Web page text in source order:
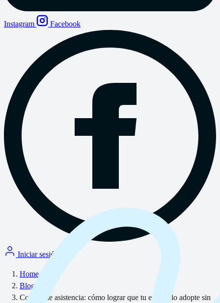
Instagram Facebook
Iniciar sesión
Home /
Blog
Control de asistencia: cómo lograr que tu equipo lo adopte sin